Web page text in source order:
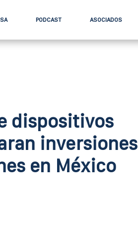
PODCAST ASOCIADOS
dispositivos
inversiones
en México